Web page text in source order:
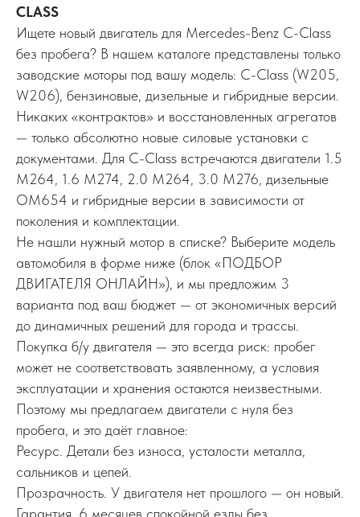
CLASS
Ищете новый двигатель для Mercedes-Benz C-Class
без пробега? В нашем каталоге представлены только
заводские моторы под вашу модель: C-Class (W205,
W206), бензиновые, дизельные и гибридные версии.
Никаких «контрактов» и восстановленных агрегатов
— только абсолютно новые силовые установки с
документами. Для C-Class встречаются двигатели 1.5
M264, 1.6 M274, 2.0 M264, 3.0 M276, дизельные
OM654 и гибридные версии в зависимости от
поколения и комплектации.
Не нашли нужный мотор в списке? Выберите модель
автомобиля в форме ниже (блок «ПОДБОР
ДВИГАТЕЛЯ ОНЛАЙН»), и мы предложим 3
варианта под ваш бюджет — от экономичных версий
до динамичных решений для города и трассы.
Покупка б/у двигателя — это всегда риск: пробег
может не соответствовать заявленному, а условия
эксплуатации и хранения остаются неизвестными.
Поэтому мы предлагаем двигатели с нуля без
пробега, и это даёт главное:
Ресурс. Детали без износа, усталости металла,
сальников и цепей.
Прозрачность. У двигателя нет прошлого — он новый.
Гарантия. 6 месяцев спокойной езды без